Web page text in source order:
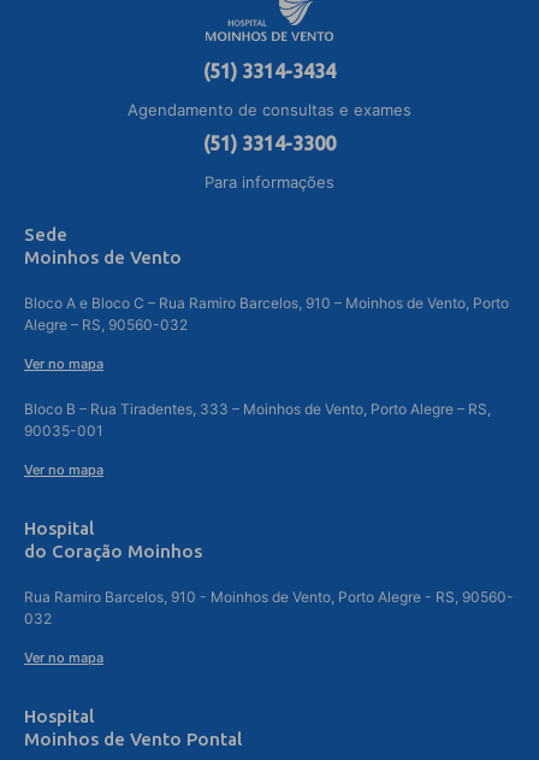
(51) 3314-3434
Agendamento de consultas e exames
(51) 3314-3300
Para informações
Sede
Moinhos de Vento
Bloco A e Bloco C – Rua Ramiro Barcelos, 910 – Moinhos de Vento, Porto
Alegre – RS, 90560-032
Ver no mapa
Bloco B – Rua Tiradentes, 333 – Moinhos de Vento, Porto Alegre – RS,
90035-001
Ver no mapa
Hospital
do Coração Moinhos
Rua Ramiro Barcelos, 910 - Moinhos de Vento, Porto Alegre - RS, 90560-
032
Ver no mapa
Hospital
Moinhos de Vento Pontal